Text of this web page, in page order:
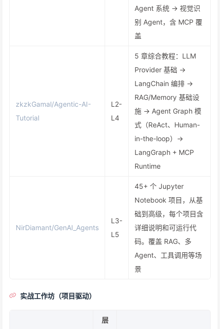
Agent 系统 → 视觉识
别 Agent，含 MCP 覆
盖
zkzkGamal/Agentic-AI-
Tutorial
L2-
L4
5 章综合教程：LLM
Provider 基础 →
LangChain 编排 →
RAG/Memory 基础设
施 → Agent Graph 模
式（ReAct、Human-
in-the-loop）→
LangGraph + MCP
Runtime
NirDiamant/GenAI_Agents
L3-
L5
45+ 个 Jupyter
Notebook 项目，从基
础到高级，每个项目含
详细说明和可运行代
码。覆盖 RAG、多
Agent、工具调用等场
景
实战工作坊（项目驱动）
层